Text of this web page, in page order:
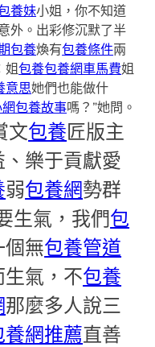
養妹小姐，你不知道
外。出彩修沉默了半
包養煥有包養條件兩
姐包養包養網車馬費姐
意思她們也能做什
包養故事嗎？”她問。
文包養匠版主
、樂于貢獻愛
弱包養網勢群
生氣，我們包
個無包養管道
氣，不包養
那麼多人說三
養網推薦直善